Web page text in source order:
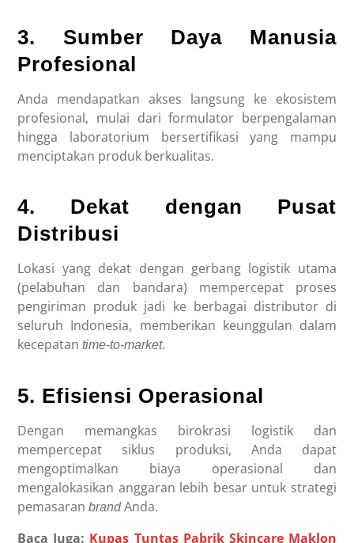
3. Sumber Daya Manusia
Profesional
Anda mendapatkan akses langsung ke ekosistem
profesional, mulai dari formulator berpengalaman
hingga laboratorium bersertifikasi yang mampu
menciptakan produk berkualitas.
4. Dekat dengan Pusat
Distribusi
Lokasi yang dekat dengan gerbang logistik utama
(pelabuhan dan bandara) mempercepat proses
pengiriman produk jadi ke berbagai distributor di
seluruh Indonesia, memberikan keunggulan dalam
kecepatan time-to-market.
5. Efisiensi Operasional
Dengan memangkas birokrasi logistik dan
mempercepat siklus produksi, Anda dapat
mengoptimalkan biaya operasional dan
mengalokasikan anggaran lebih besar untuk strategi
pemasaran brandAnda.
Baca Juga: Kupas Tuntas Pabrik Skincare Maklon